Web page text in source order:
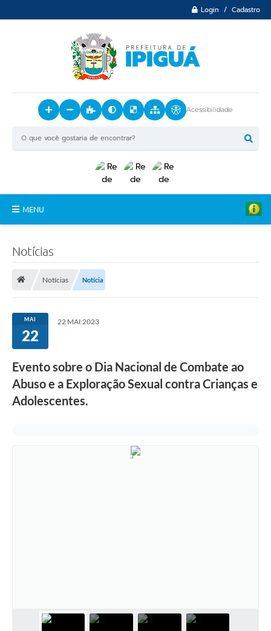
Login / Cadastro
Acessibilidade
MENU
Departamentos
Contato
E-sic
Solicitação de Visualização de Imagens de Câmeras
Serviços Online
Notícias
Notícias Notícia
MAI
22
22 MAI 2023
Evento sobre o Dia Nacional de Combate ao
Abuso e a Exploração Sexual contra Crianças e
Adolescentes.